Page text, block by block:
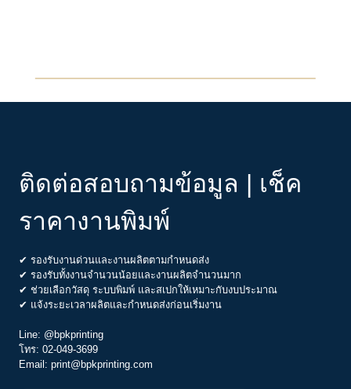
ติดต่อสอบถามข้อมูล | เช็ค
ราคางานพิมพ์
✔ รองรับงานด่วนและงานผลิตตามกำหนดส่ง
✔ รองรับทั้งงานจำนวนน้อยและงานผลิตจำนวนมาก
✔ ช่วยเลือกวัสดุ ระบบพิมพ์ และสเปกให้เหมาะกับงบประมาณ
✔ แจ้งระยะเวลาผลิตและกำหนดส่งก่อนเริ่มงาน
Line: @bpkprinting
โทร: 02-049-3699
Email: print@bpkprinting.com